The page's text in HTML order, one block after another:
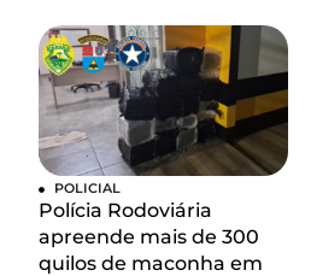
POLICIAL
Polícia Rodoviária
apreende mais de 300
quilos de maconha em